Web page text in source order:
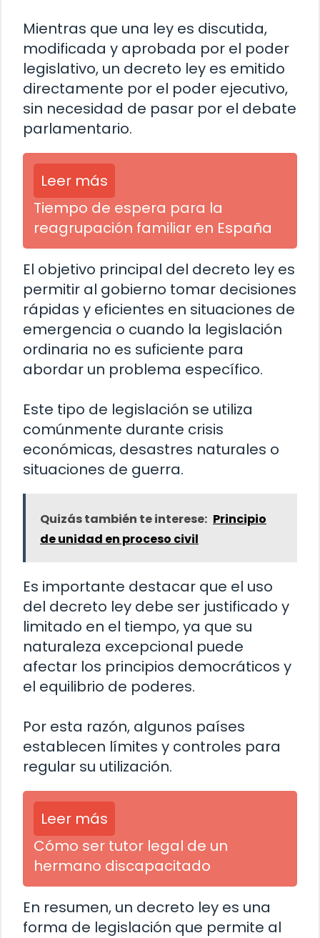
Mientras que una ley es discutida,
modificada y aprobada por el poder
legislativo, un decreto ley es emitido
directamente por el poder ejecutivo,
sin necesidad de pasar por el debate
parlamentario.
Leer más
Tiempo de espera para la
reagrupación familiar en España
El objetivo principal del decreto ley es
permitir al gobierno tomar decisiones
rápidas y eficientes en situaciones de
emergencia o cuando la legislación
ordinaria no es suficiente para
abordar un problema específico.
Este tipo de legislación se utiliza
comúnmente durante crisis
económicas, desastres naturales o
situaciones de guerra.
Quizás también te interese: Principio
de unidad en proceso civil
Es importante destacar que el uso
del decreto ley debe ser justificado y
limitado en el tiempo, ya que su
naturaleza excepcional puede
afectar los principios democráticos y
el equilibrio de poderes.
Por esta razón, algunos países
establecen límites y controles para
regular su utilización.
Leer más
Cómo ser tutor legal de un
hermano discapacitado
En resumen, un decreto ley es una
forma de legislación que permite al